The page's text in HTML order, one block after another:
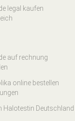
legal kaufen
auf rechnung
online bestellen
Halotestin Deutschland